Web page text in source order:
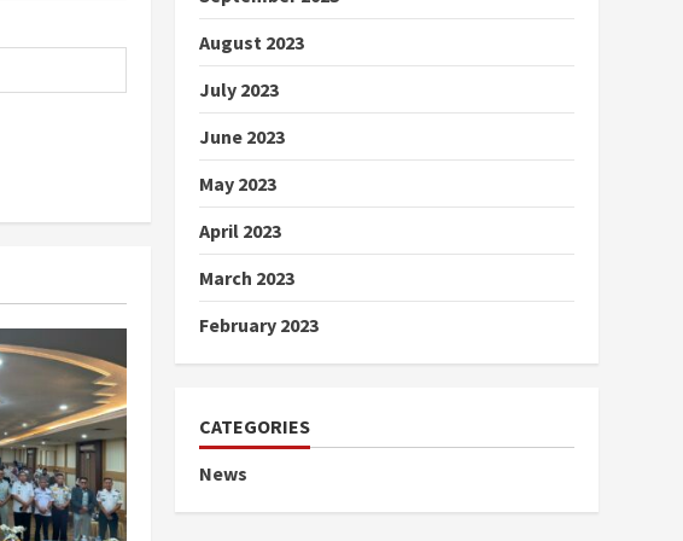
August 2023
July 2023
June 2023
May 2023
April 2023
March 2023
February 2023
CATEGORIES
News